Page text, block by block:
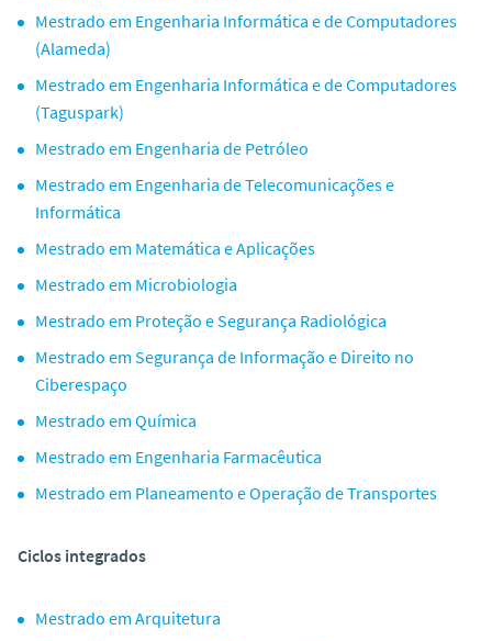
Mestrado em Engenharia Informática e de Computadores
(Alameda)
Mestrado em Engenharia Informática e de Computadores
(Taguspark)
Mestrado em Engenharia de Petróleo
Mestrado em Engenharia de Telecomunicações e
Informática
Mestrado em Matemática e Aplicações
Mestrado em Microbiologia
Mestrado em Proteção e Segurança Radiológica
Mestrado em Segurança de Informação e Direito no
Ciberespaço
Mestrado em Química
Mestrado em Engenharia Farmacêutica
Mestrado em Planeamento e Operação de Transportes
Ciclos integrados
Mestrado em Arquitetura